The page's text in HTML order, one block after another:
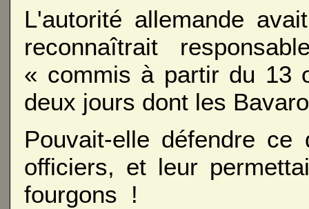
L'autorité allemande
reconnaîtrait
« commis à partir du 13
deux jours dont les
Pouvait-elle défendre
officiers, et leur
fourgons !